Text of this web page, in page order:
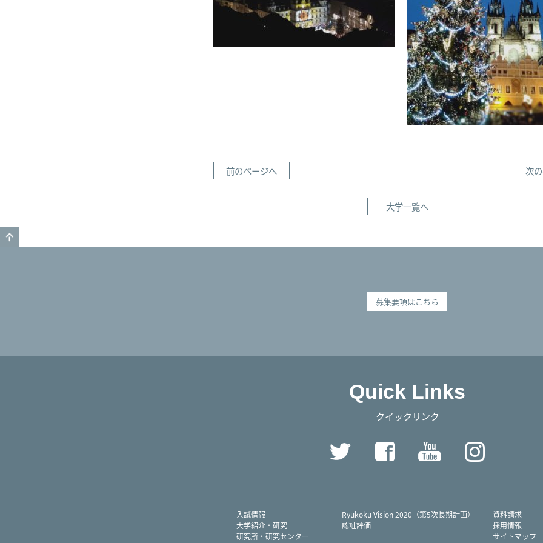
前のページへ 次
大学一覧へ
募集要項はこちら
Quick Links
クイックリンク
Twitter FacebookYouTube
入試情報
大学紹介・研究
研究所・研究センター
Ryukoku Vision 2020（第5次長期計画）
認証評価
資料請求
採用情報
サイトマップ